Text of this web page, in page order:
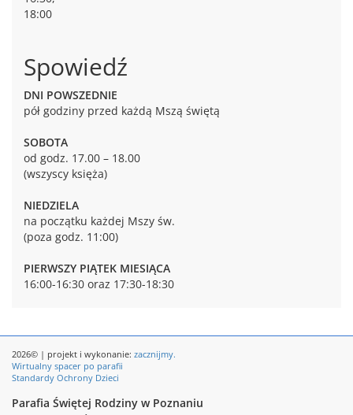
18:00
Spowiedź
DNI POWSZEDNIE
pół godziny przed każdą Mszą świętą
SOBOTA
od godz. 17.00 – 18.00
(wszyscy księża)
NIEDZIELA
na początku każdej Mszy św.
(poza godz. 11:00)
PIERWSZY PIĄTEK MIESIĄCA
16:00-16:30 oraz 17:30-18:30
2026© | projekt i wykonanie: zacznijmy.
Wirtualny spacer po parafii
Standardy Ochrony Dzieci
Parafia Świętej Rodziny w Poznaniu